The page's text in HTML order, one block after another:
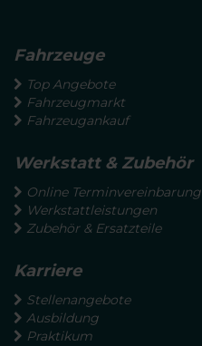
Fahrzeuge
Top Angebote
Fahrzeugmarkt
Fahrzeugankauf
Werkstatt & Zubehör
Online Terminvereinbarung
Werkstattleistungen
Zubehör & Ersatzteile
Karriere
Stellenangebote
Ausbildung
Praktikum